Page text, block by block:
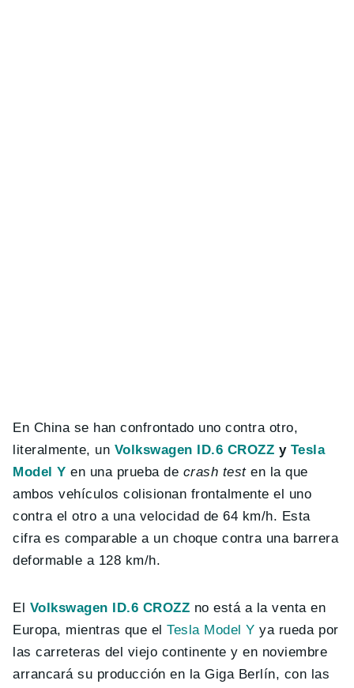
En China se han confrontado uno contra otro,
literalmente, un Volkswagen ID.6 CROZZ y Tesla
Model Y en una prueba de crash testen la que
ambos vehículos colisionan frontalmente el uno
contra el otro a una velocidad de 64 km/h. Esta
cifra es comparable a un choque contra una barrera
deformable a 128 km/h.
El Volkswagen ID.6 CROZZ no está a la venta en
Europa, mientras que elTesla Model Y ya rueda por
las carreteras del viejo continente y en noviembre
arrancará su producción en la Giga Berlín, con las